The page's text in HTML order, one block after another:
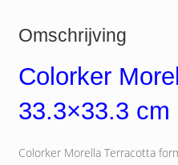
Omschrijving
Colorker
33.3×33.3 cm
Colorker Morella Terracotta